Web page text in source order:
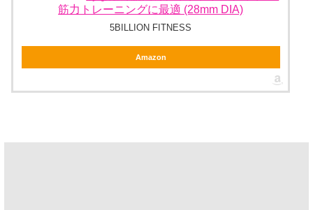
筋力トレーニングに最適 (28mm DIA)
5BILLION FITNESS
Amazon